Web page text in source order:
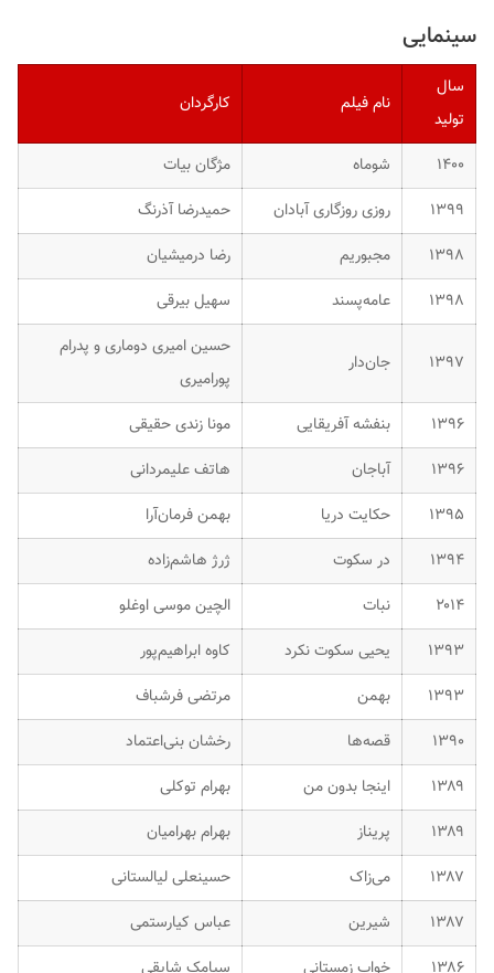
سینمایی
سال
تولید
نام فیلم کارگردان
۱۴۰۰ شوماه
مژگان بیات
۱۳۹۹
روزی روزگاری آبادان
حمیدرضا آذرنگ
۱۳۹۸
مجبوریم
رضا درمیشیان
۱۳۹۸
عامه‌پسند سهیل بیرقی
۱۳۹۷ جان‌دار
حسین امیری دوماری و پدرام
پورامیری
۱۳۹۶
بنفشه آفریقایی
مونا زندی حقیقی
۱۳۹۶
آباجان
هاتف علیمردانی
۱۳۹۵
حکایت دریا
بهمن فرمان‌آرا
۱۳۹۴
در سکوت
ژرژ هاشم‌زاده
۲۰۱۴
نبات
الچین موسی اوغلو
۱۳۹۳
یحیی سکوت نکرد
کاوه ابراهیم‌پور
۱۳۹۳
بهمن
مرتضی فرشباف
۱۳۹۰
قصه‌ها
رخشان بنی‌اعتماد
۱۳۸۹
اینجا بدون من
بهرام توکلی
۱۳۸۹
پریناز
بهرام بهرامیان
۱۳۸۷
می‌زاک
حسینعلی لیالستانی
۱۳۸۷
شیرین
عباس کیارستمی
۱۳۸۶
خواب زمستانی سیامک شایقی